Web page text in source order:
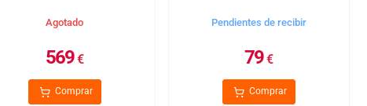
Agotado
569€
Comprar
Pendientes de recibir
79€
Comprar